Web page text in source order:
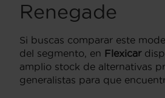
Renegade
Si buscas comparar este
del segmento, en Flexicar
amplio stock de alternativas
generalistas para que